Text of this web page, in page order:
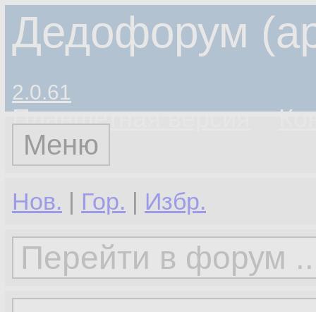
Дедофорум
2.0.61
Планшетная версия
Меню
Нов. | Гор. | Избр.